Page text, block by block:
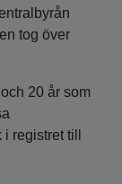
tog över
20 år som
registret till